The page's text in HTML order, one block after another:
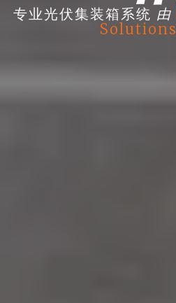
专业光伏集装箱系统 由
Solutions